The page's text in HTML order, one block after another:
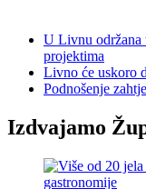
U Livnu održana
projektima
Livno će uskoro
Podnošenje
Izdvajamo